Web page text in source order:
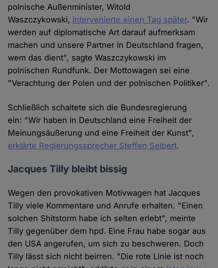
polnische Außenminister, Witold
Waszczykowski, intervenierte einen Tag später. "Wir
werden auf diplomatische Art darauf aufmerksam
machen und unsere Partner in Deutschland fragen,
wem das dient", sagte Waszczykowski im
polnischen Rundfunk. Der Mottowagen sei eine
"Verachtung der Polen und der polnischen Politiker".
Schließlich schaltete sich die Bundesregierung
ein: "Wir haben in Deutschland eine Freiheit der
Meinungsäußerung und eine Freiheit der Kunst",
erklärte Regierungssprecher Steffen Seibert.
Jacques Tilly bleibt bissig
Wegen den provokativen Motivwagen hat Jacques
Tilly viele Kommentare und Anrufe erhalten. "Einen
solchen Shitstorm habe ich selten erlebt", meinte
Tilly gegenüber dem hpd. Eine Frau habe sogar aus
den USA angerufen, um sich zu beschweren. Doch
Tilly lässt sich nicht beirren. "Die rote Linie ist noch